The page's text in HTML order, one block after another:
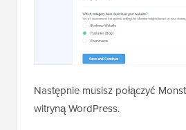
Następnie musisz połączyć
witryną WordPress.